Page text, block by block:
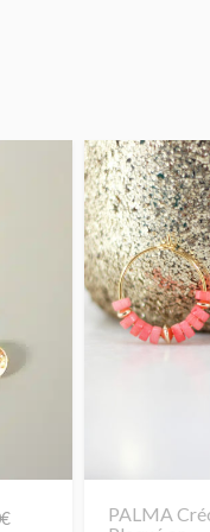
€
PALMA